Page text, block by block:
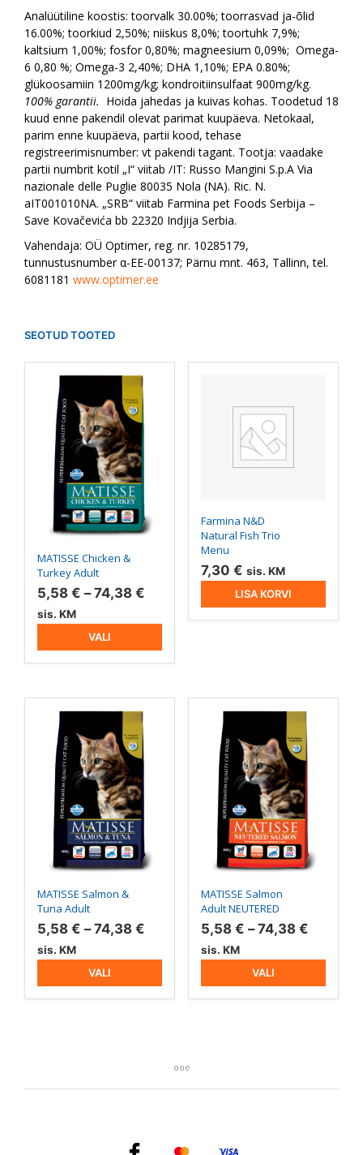
Analüütiline koostis: toorvalk 30.00%; toorrasvad ja-õlid
16.00%; toorkiud 2,50%; niiskus 8,0%; toortuhk 7,9%;
kaltsium 1,00%; fosfor 0,80%; magneesium 0,09%; Omega-
6 0,80 %; Omega-3 2,40%; DHA 1,10%; EPA 0.80%;
glükoosamiin 1200mg/kg; kondroitiinsulfaat 900mg/kg.
100% garantii. Hoida jahedas ja kuivas kohas. Toodetud 18
kuud enne pakendil olevat parimat kuupäeva. Netokaal,
parim enne kuupäeva, partii kood, tehase
registreerimisnumber: vt pakendi tagant. Tootja: vaadake
partii numbrit kotil „I“ viitab /IT: Russo Mangini S.p.A Via
nazionale delle Puglie 80035 Nola (NA). Ric. N.
aIT001010NA. „SRB“ viitab Farmina pet Foods Serbija –
Save Kovačevića bb 22320 Indjija Serbia.
Vahendaja: OÜ Optimer, reg. nr. 10285179,
tunnustusnumber α-EE-00137; Pärnu mnt. 463, Tallinn, tel.
6081181 www.optimer.ee
SEOTUD TOOTED
MATISSE Chicken &
Turkey Adult
5,58 € – 74,38 € Hinnavahemik:
74,38 €
sis. KM
VALI
Sellel
tootel
mitu
varianti.
Valikuid
saab
tootelehel.
Farmina N&D
Natural Fish Trio
Menu
7,30 € sis. KM
LISA KORVI
MATISSE Salmon &
Tuna Adult
5,58 € – 74,38 € Hinnavahemik:
74,38 €
sis. KM
VALI
Sellel
tootel
mitu
varianti.
Valikuid
saab
tootelehel.
MATISSE Salmon
Adult NEUTERED
5,58 € – 74,38 €
74,38 €
sis. KM
VALI
Sellel
tootel
mitu
varianti.
Valikuid
saab
tootelehel.